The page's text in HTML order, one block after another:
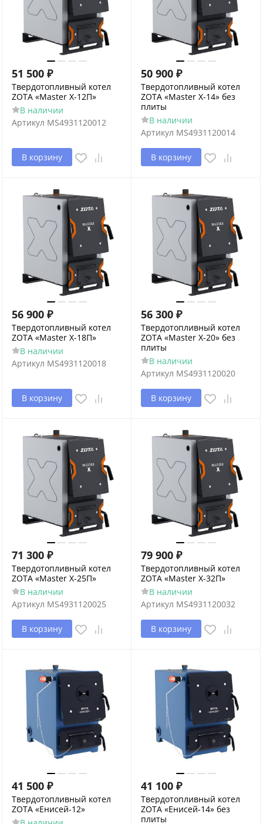
51 500 ₽
Твердотопливный котел
ZOTA «Master X-12П»
В наличии
Артикул MS4931120012
В корзину
50 900 ₽
Твердотопливный котел
ZOTA «Master X-14» без
плиты
В наличии
Артикул MS4931120014
В корзину
56 900 ₽
Твердотопливный котел
ZOTA «Master X-18П»
В наличии
Артикул MS4931120018
В корзину
56 300 ₽
Твердотопливный котел
ZOTA «Master X-20» без
плиты
В наличии
Артикул MS4931120020
В корзину
71 300 ₽
Твердотопливный котел
ZOTA «Master X-25П»
В наличии
Артикул MS4931120025
В корзину
79 900 ₽
Твердотопливный котел
ZOTA «Master X-32П»
В наличии
Артикул MS4931120032
В корзину
41 500 ₽
Твердотопливный котел
ZOTA «Енисей-12»
41 100 ₽
Твердотопливный котел
ZOTA «Енисей-14» без
плиты